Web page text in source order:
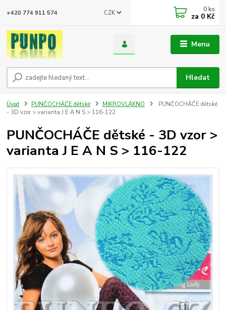
Menu
CZK
Hledat
+420 774 911 574 0 ks
za 0 Kč
Úvod PUNČOCHÁČE dětské MIKROVLÁKNO
PUNČOCHÁČE dětské
- 3D vzor > varianta J E A N S > 116-122
PUNČOCHÁČE dětské - 3D vzor >
varianta J E A N S > 116-122